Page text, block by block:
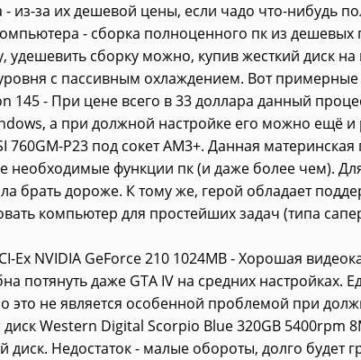
из-за их дешевой цены, если чадо что-нибудь
- сборка полноценного пк из
удешевить сборку можно, купив жесткий диск
с пассивным охлаждением. Вот
145 - При цене всего в 33 доллара данный
а при должной настройке его можно ещё и
760GM-P23 под сокет AM3+. Данная
необходимые функции пк (и даже более чем).
брать дороже. К тому же, герой обладает
компьютер для простейших задач (типа
Ex NVIDIA GeForce 210 1024MB - Хорошая
потянуть даже GTA IV на средних настройках.
это не является особенной проблемой при
Western Digital Scorpio Blue 320GB 5400rpm
Недостаток - малые обороты, долго будет